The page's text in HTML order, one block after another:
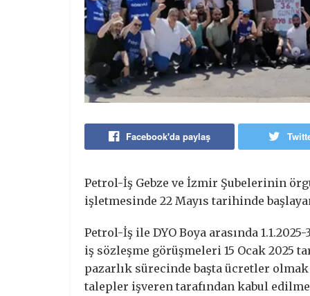
Facebook'da paylaş
Petrol-İş Gebze ve İzmir Şubelerinin
işletmesinde 22 Mayıs tarihinde
Petrol-İş ile DYO Boya arasında
iş sözleşme görüşmeleri 15 Ocak 2025
pazarlık sürecinde başta ücretler
talepler işveren tarafından kabul